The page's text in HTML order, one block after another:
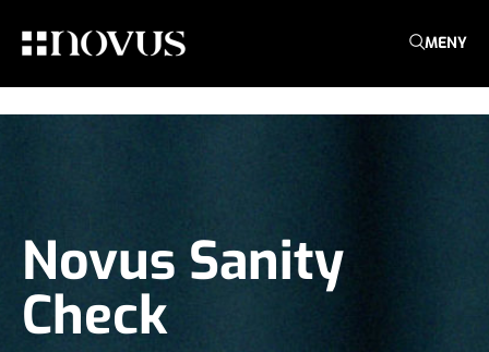
MENY
Novus Sanity
Check